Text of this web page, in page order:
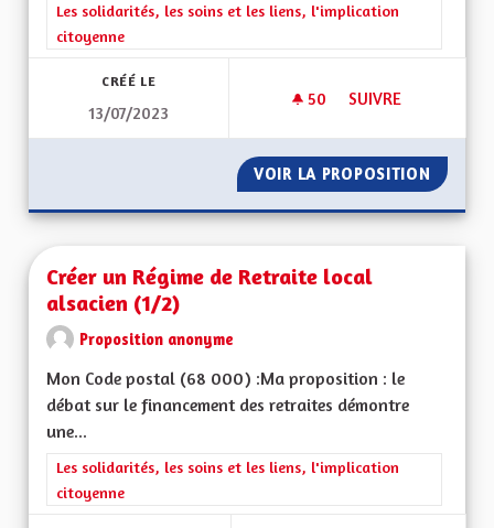
Filtrer les résultats de la catégorie : Les solidarités, les soins
Les solidarités, les soins et les liens, l'implication
citoyenne
CRÉÉ LE
13/07/2023
50 50 ABONNÉS
SUIVRE
VOIR LA PROPOSITION
Créer un Régime de Retraite local
alsacien (1/2)
Proposition anonyme
Mon Code postal (68 000) :Ma proposition : le
débat sur le financement des retraites démontre
une...
Filtrer les résultats de la catégorie : Les solidarités, les soins
Les solidarités, les soins et les liens, l'implication
citoyenne